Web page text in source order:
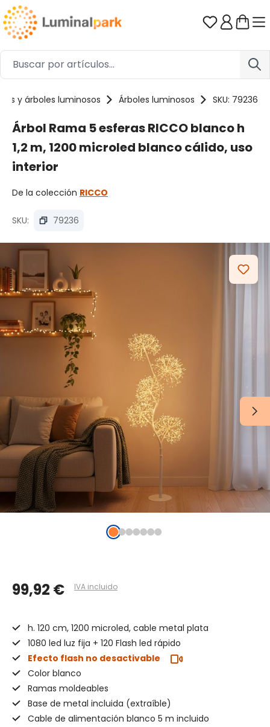
Saltar al contenido principal Tienes 0
y árboles luminosos Árboles luminosos SKU: 79236
Árbol Rama 5 esferas RICCO blanco h
1,2 m, 1200 microled blanco cálido, uso
interior
De la colección RICCO
SKU: 79236
Omitir galería de imágenes
99,92 € IVA incluido
h. 120 cm, 1200 microled, cable metal plata
1080 led luz fija + 120 Flash led rápido
Efecto flash no desactivable
Color blanco
Ramas moldeables
Base de metal incluida (extraíble)
Cable de alimentación blanco 5 m incluido